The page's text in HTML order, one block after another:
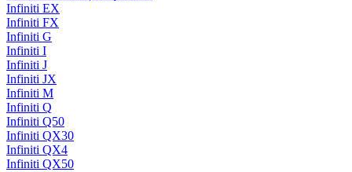
Infiniti EX
Infiniti FX
Infiniti G
Infiniti I
Infiniti J
Infiniti JX
Infiniti M
Infiniti Q
Infiniti Q50
Infiniti QX30
Infiniti QX4
Infiniti QX50